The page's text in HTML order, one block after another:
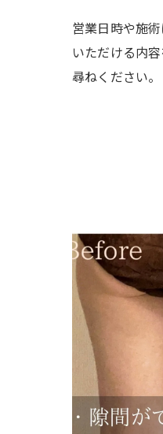
営業日時や施
いただける内
尋ねください。